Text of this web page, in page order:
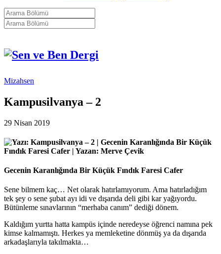
Mizahsen
Kampusilvanya – 2
29 Nisan 2019
Gecenin Karanlığında Bir Küçük Fındık Faresi Cafer
Sene bilmem kaç… Net olarak hatırlamıyorum. Ama hatırladığım
tek şey o sene şubat ayı idi ve dışarıda deli gibi kar yağıyordu.
Bütünleme sınavlarının “merhaba canım” dediği dönem.
Kaldığım yurtta hatta kampüs içinde neredeyse öğrenci namına pek
kimse kalmamıştı. Herkes ya memleketine dönmüş ya da dışarıda
arkadaşlarıyla takılmakta…